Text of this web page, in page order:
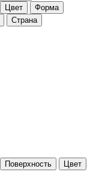
Цвет
Форма
Страна
Поверхность
Цвет